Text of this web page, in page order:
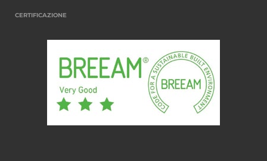
CERTIFICAZIONE